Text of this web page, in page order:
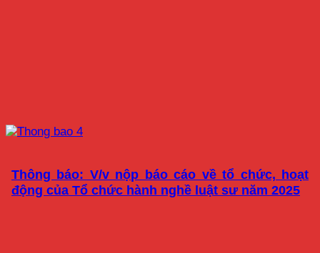
Thông báo: V/v nộp báo cáo về tổ chức, hoạt
động của Tổ chức hành nghề luật sư năm 2025